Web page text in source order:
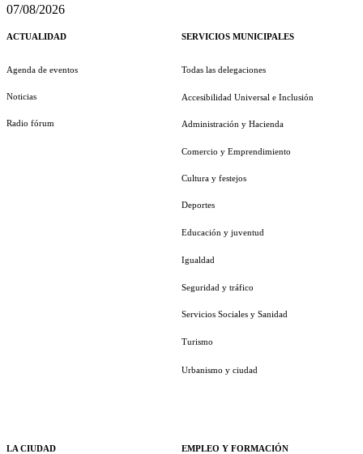
07/08/2026
ACTUALIDAD
Agenda de eventos
Noticias
Radio fórum
LA CIUDAD
SERVICIOS MUNICIPALES
Todas las delegaciones
Accesibilidad Universal e Inclusión
Administración y Hacienda
Comercio y Emprendimiento
Cultura y festejos
Deportes
Educación y juventud
Igualdad
Seguridad y tráfico
Servicios Sociales y Sanidad
Turismo
Urbanismo y ciudad
EMPLEO Y FORMACIÓN